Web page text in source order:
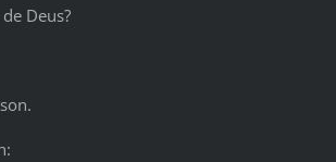
Deus?